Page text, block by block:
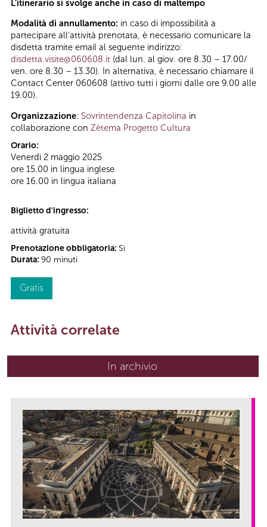
L’itinerario si svolge anche in caso di maltempo
Modalità di annullamento: in caso di impossibilità a
partecipare all’attività prenotata, è necessario comunicare la
disdetta tramite email al seguente indirizzo:
disdetta.visite@060608.it (dal lun. al giov. ore 8.30 – 17.00/
ven. ore 8.30 – 13.30). In alternativa, è necessario chiamare il
Contact Center 060608 (attivo tutti i giorni dalle ore 9.00 alle
19.00).
Organizzazione: Sovrintendenza Capitolina in
collaborazione con Zètema Progetto Cultura
Orario:
Venerdì 2 maggio 2025
ore 15.00 in lingua inglese
ore 16.00 in lingua italiana
Biglietto d'ingresso:
attività gratuita
Prenotazione obbligatoria: Sì
Durata: 90 minuti
Gratis
Attività correlate
In archivio